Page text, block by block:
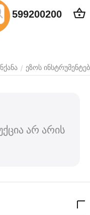
599200200
/ ეზოს
არ არის